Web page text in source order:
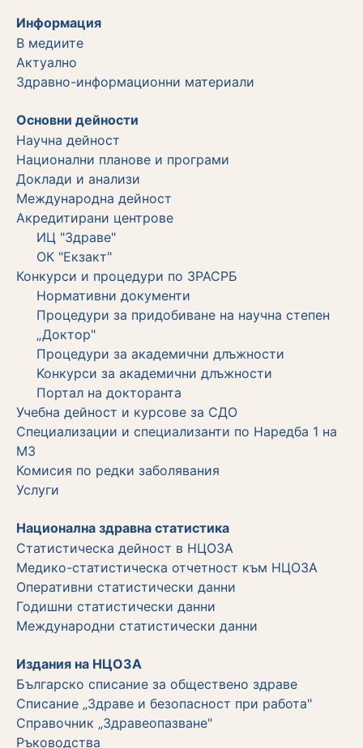
Информация
В медиите
Актуално
Здравно-информационни материали
Основни дейности
Научна дейност
Национални планове и програми
Доклади и анализи
Международна дейност
Акредитирани центрове
ИЦ "Здраве"
ОК "Екзакт"
Конкурси и процедури по ЗРАСРБ
Нормативни документи
Процедури за придобиване на научна степен
„Доктор"
Процедури за академични длъжности
Koнкурси за академични длъжности
Портал на докторанта
Учебна дейност и курсове за СДО
Специализации и специализанти по Наредба 1 на
МЗ
Комисия по редки заболявания
Услуги
Национална здравна статистика
Статистическа дейност в НЦОЗА
Медико-статистическа отчетност към НЦОЗА
Оперативни статистически данни
Годишни статистически данни
Международни статистически данни
Издания на НЦОЗА
Българско списание за обществено здраве
Списание „Здраве и безопасност при работа"
Справочник „Здравеопазване"
Ръководства